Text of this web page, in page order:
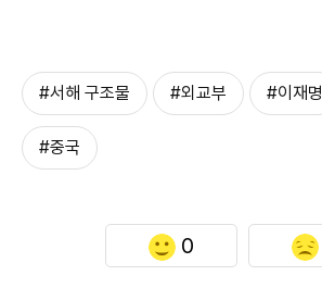
#서해 구조물 #외교부 #이재명
#중국
0